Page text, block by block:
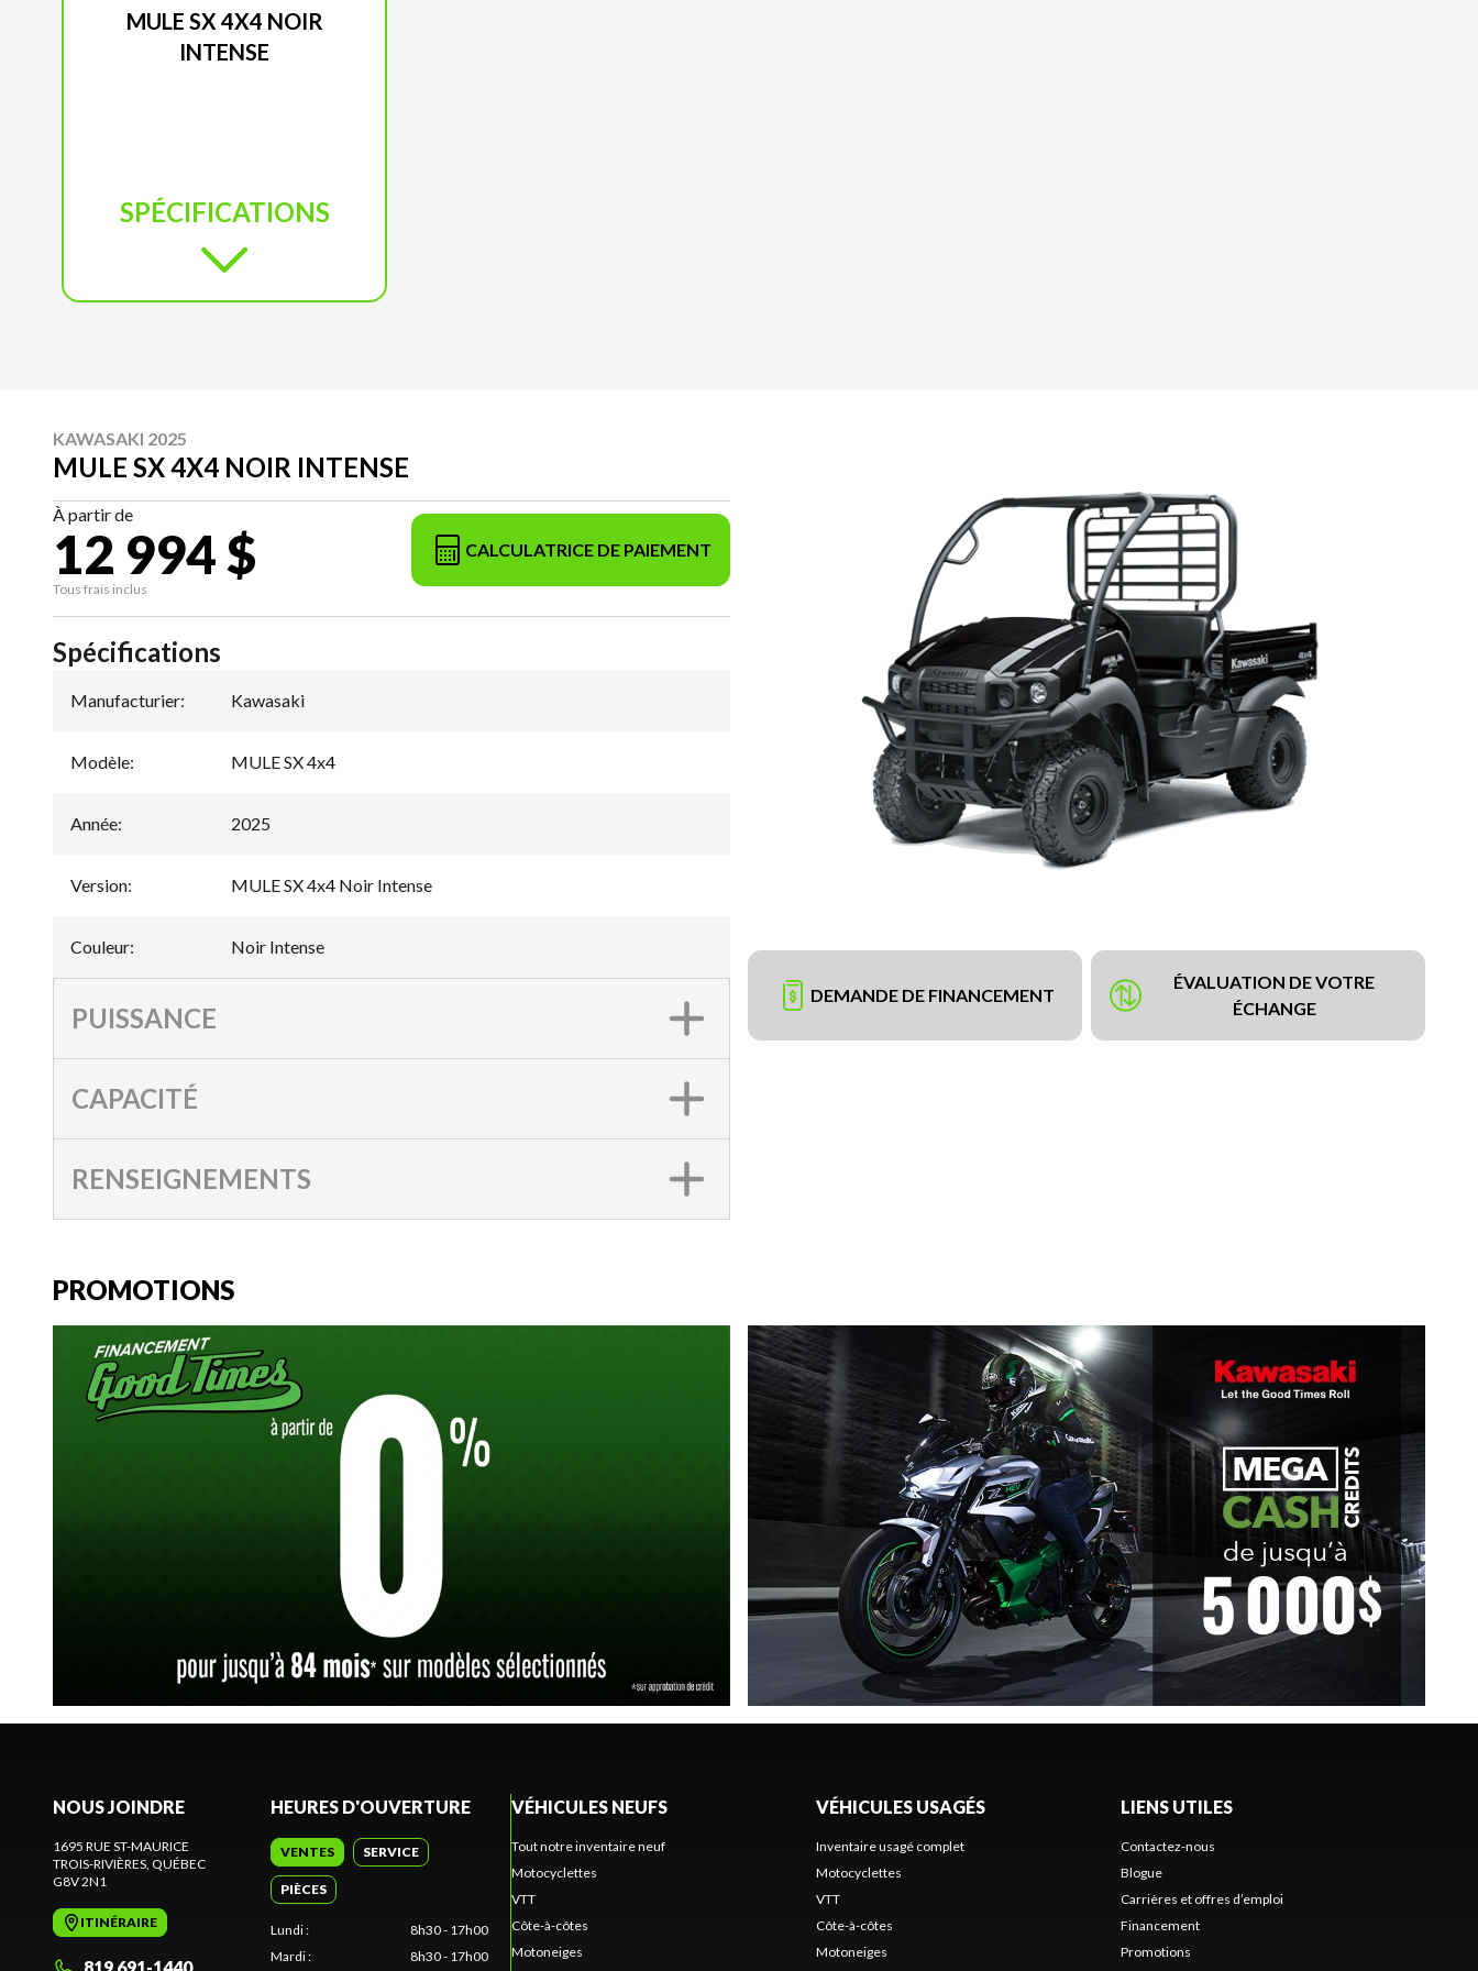
MULE SX 4X4 NOIR
INTENSE
SPÉCIFICATIONS
KAWASAKI 2025
MULE SX 4X4 NOIR INTENSE
À partir de
12 994 $
Tous frais inclus
CALCULATRICE DE PAIEMENT
DEMANDE DE FINANCEMENT
ÉVALUATION DE VOTRE
ÉCHANGE
Spécifications
Manufacturier: Kawasaki
Modèle: MULE SX 4x4
Année: 2025
Version: MULE SX 4x4 Noir Intense
Couleur: Noir Intense
PUISSANCE
CAPACITÉ
RENSEIGNEMENTS
PROMOTIONS
NOUS JOINDRE
1695 RUE ST-MAURICE
TROIS-RIVIÈRES, QUÉBEC
G8V 2N1
ITINÉRAIRE
HEURES D'OUVERTURE
VENTES SERVICE
PIÈCES
Lundi:
8h30 - 17h00
Mardi: 8h30 - 17h00
VÉHICULES NEUFS
Tout notre inventaire neuf
Motocyclettes
VTT
Côte-à-côtes
Motoneiges
VÉHICULES USAGÉS
Inventaire usagé complet
Motocyclettes
VTT
Côte-à-côtes
Motoneiges
LIENS UTILES
Contactez-nous
Blogue
Carrières et offres d’emploi
Financement
Promotions